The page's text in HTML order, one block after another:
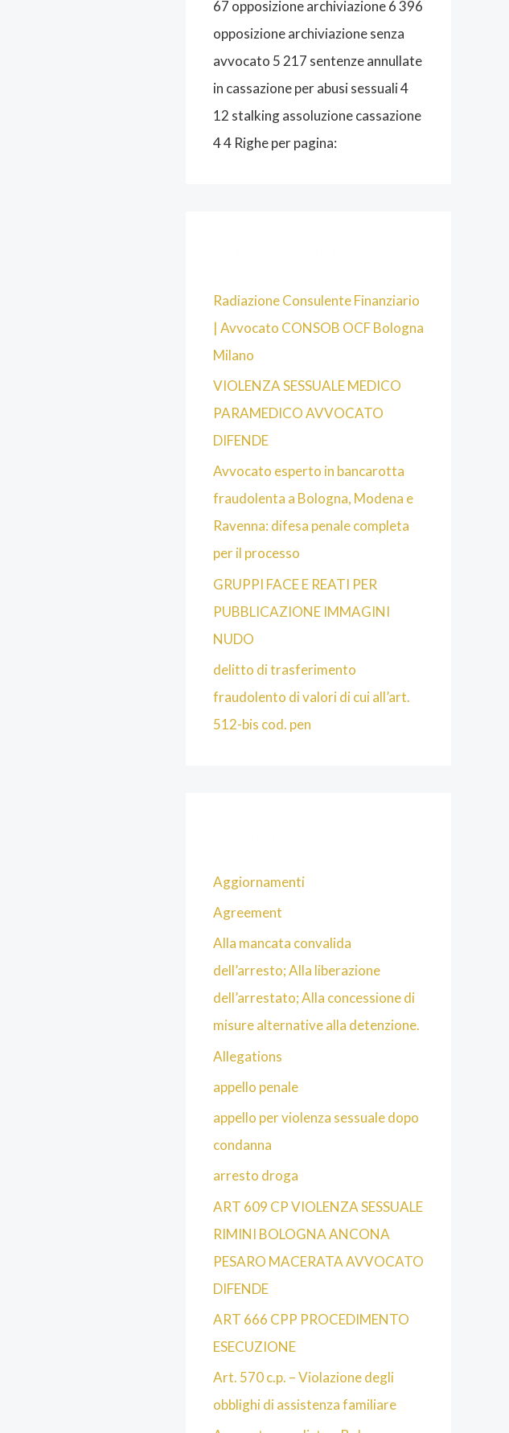
O
G
N
A
67 opposizione archiviazione 6 396
opposizione archiviazione senza
avvocato 5 217 sentenze annullate
in cassazione per abusi sessuali 4
12 stalking assoluzione cassazione
4 4 Righe per pagina:
Radiazione Consulente Finanziario
| Avvocato CONSOB OCF Bologna
Milano
VIOLENZA SESSUALE MEDICO
PARAMEDICO AVVOCATO
DIFENDE
Avvocato esperto in bancarotta
fraudolenta a Bologna, Modena e
Ravenna: difesa penale completa
per il processo
GRUPPI FACE E REATI PER
PUBBLICAZIONE IMMAGINI
NUDO
delitto di trasferimento
fraudolento di valori di cui all’art.
512-bis cod. pen
Aggiornamenti
Agreement
Alla mancata convalida
dell’arresto; Alla liberazione
dell’arrestato; Alla concessione di
misure alternative alla detenzione.
Allegations
appello penale
appello per violenza sessuale dopo
condanna
arresto droga
ART 609 CP VIOLENZA SESSUALE
RIMINI BOLOGNA ANCONA
PESARO MACERATA AVVOCATO
DIFENDE
ART 666 CPP PROCEDIMENTO
ESECUZIONE
Art. 570 c.p. – Violazione degli
obblighi di assistenza familiare